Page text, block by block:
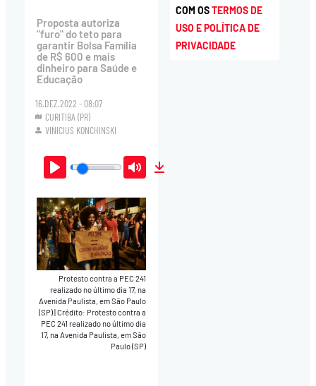
Proposta autoriza
"furo" do teto para
garantir Bolsa Família
de R$ 600 e mais
dinheiro para Saúde e
Educação
16.DEZ.2022 - 08:07
CURITIBA (PR)
VINICIUS KONCHINSKI
Play Mute
Protesto contra a PEC 241
realizado no último dia 17, na
Avenida Paulista, em São Paulo
(SP)|Crédito: Protesto contra a
PEC 241 realizado no último dia
17, na Avenida Paulista, em São
Paulo (SP)
COM OSTERMOS DE
USO E POLÍTICA DE
PRIVACIDADE